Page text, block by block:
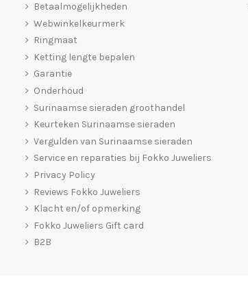
Betaalmogelijkheden
Webwinkelkeurmerk
Ringmaat
Ketting lengte bepalen
Garantie
Onderhoud
Surinaamse sieraden groothandel
Keurteken Surinaamse sieraden
Vergulden van Surinaamse sieraden
Service en reparaties bij Fokko Juweliers
Privacy Policy
Reviews Fokko Juweliers
Klacht en/of opmerking
Fokko Juweliers Gift card
B2B